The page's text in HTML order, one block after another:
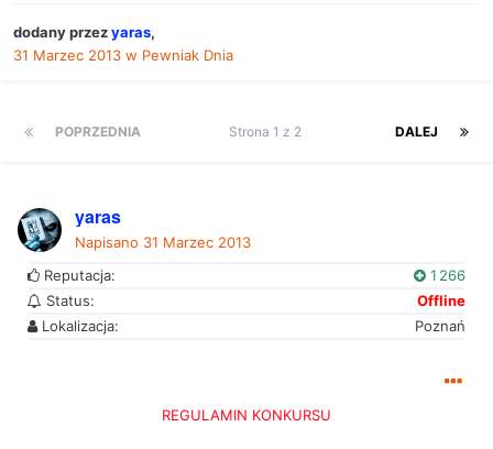
dodany przezyaras,
31 Marzec 2013 w Pewniak Dnia
POPRZEDNIA DALEJ
Strona 1 z 2
yaras
Napisano 31 Marzec 2013
Reputacja:
1 266
Status:
Offline
Lokalizacja:
Poznań
REGULAMIN KONKURSU